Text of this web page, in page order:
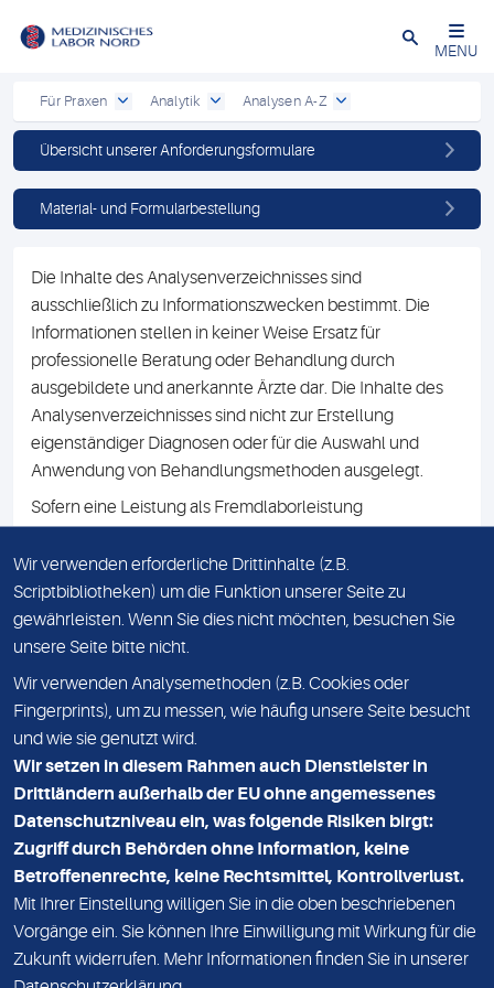
Schließen
MENU
Für Praxen Analytik Analysen A-Z
Übersicht unserer Anforderungsformulare
Material- und Formularbestellung
Die Inhalte des Analysenverzeichnisses sind
ausschließlich zu Informationszwecken bestimmt. Die
Informationen stellen in keiner Weise Ersatz für
professionelle Beratung oder Behandlung durch
ausgebildete und anerkannte Ärzte dar. Die Inhalte des
Analysenverzeichnisses sind nicht zur Erstellung
eigenständiger Diagnosen oder für die Auswahl und
Anwendung von Behandlungsmethoden ausgelegt.
Sofern eine Leistung als Fremdlaborleistung
Namen des Fremdlabors mit. Mit der Beauftragung der
Fremdlaborleistung erklären Sie sich mit dieser
Vereinbarung einverstanden.
DATENSCHUTZ
KONTAKT
NEWSLETTER
ADRESSE
MVZ Medizinisches Labor Nord MLN GmbH
Essener Straße 108
22419 Hamburg
Wir verwenden erforderliche Drittinhalte (z.B.
Scriptbibliotheken) um die Funktion unserer Seite zu
gewährleisten. Wenn Sie dies nicht möchten, besuchen Sie
unsere Seite bitte nicht.
Wir verwenden Analysemethoden (z.B. Cookies oder
Fingerprints), um zu messen, wie häufig unsere Seite besucht
und wie sie genutzt wird.
Wir setzen in diesem Rahmen auch Dienstleister in
Drittländern außerhalb der EU ohne angemessenes
Datenschutzniveau ein, was folgende Risiken birgt:
Zugriff durch Behörden ohne Information, keine
Betroffenenrechte, keine Rechtsmittel, Kontrollverlust.
Mit Ihrer Einstellung willigen Sie in die oben beschriebenen
Vorgänge ein. Sie können Ihre Einwilligung mit Wirkung für die
Zukunft widerrufen. Mehr Informationen finden Sie in unserer